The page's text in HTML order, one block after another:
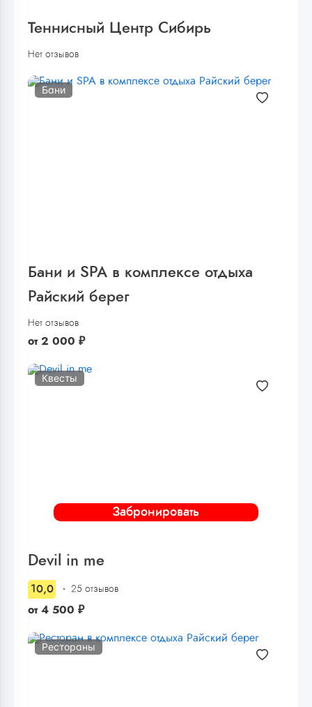
Теннисный Центр Сибирь
Нет отзывов
Бани
Бани и SPA в комплексе отдыха
Райский берег
Нет отзывов
от 2 000 ₽
Забронировать
Квесты
Devil in me
10,0 25 отзывов
от 4 500 ₽
Рестораны